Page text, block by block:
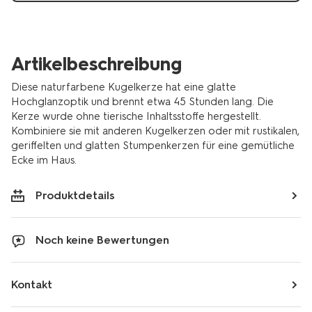
Artikelbeschreibung
Diese naturfarbene Kugelkerze hat eine glatte
Hochglanzoptik und brennt etwa 45 Stunden lang. Die
Kerze wurde ohne tierische Inhaltsstoffe hergestellt.
Kombiniere sie mit anderen Kugelkerzen oder mit rustikalen,
geriffelten und glatten Stumpenkerzen für eine gemütliche
Ecke im Haus.
Produktdetails
Noch keine Bewertungen
Kontakt